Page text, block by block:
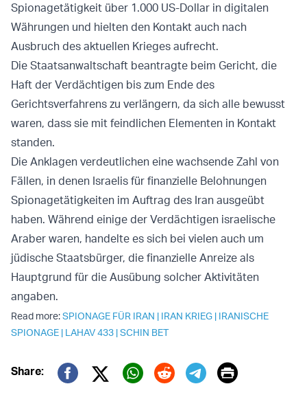
Spionagetätigkeit über 1.000 US-Dollar in digitalen
Währungen und hielten den Kontakt auch nach
Ausbruch des aktuellen Krieges aufrecht.
Die Staatsanwaltschaft beantragte beim Gericht, die
Haft der Verdächtigen bis zum Ende des
Gerichtsverfahrens zu verlängern, da sich alle bewusst
waren, dass sie mit feindlichen Elementen in Kontakt
standen.
Die Anklagen verdeutlichen eine wachsende Zahl von
Fällen, in denen Israelis für finanzielle Belohnungen
Spionagetätigkeiten im Auftrag des Iran ausgeübt
haben. Während einige der Verdächtigen israelische
Araber waren, handelte es sich bei vielen auch um
jüdische Staatsbürger, die finanzielle Anreize als
Hauptgrund für die Ausübung solcher Aktivitäten
angaben.
Read more:SPIONAGE FÜR IRAN | IRAN KRIEG | IRANISCHE
SPIONAGE | LAHAV 433 |SCHIN BET
Share:
Twitter (X)
Print